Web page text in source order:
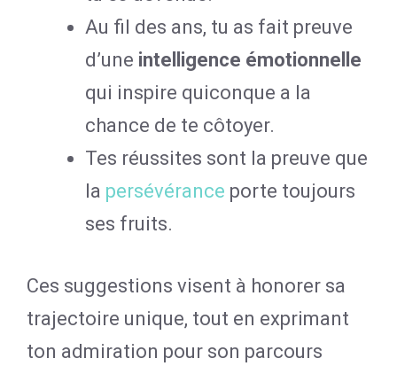
Au fil des ans, tu as fait preuve
d’une intelligence émotionnelle
qui inspire quiconque a la
chance de te côtoyer.
Tes réussites sont la preuve que
la persévérance porte toujours
ses fruits.
Ces suggestions visent à honorer sa
trajectoire unique, tout en exprimant
ton admiration pour son parcours